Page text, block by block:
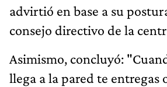
advirtió en base a su
consejo directivo de la
Asimismo, concluyó:
llega a la pared te entregas